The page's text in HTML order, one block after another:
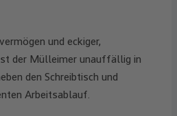
und eckiger,
der Mülleimer unauffällig in
den Schreibtisch und
Arbeitsablauf.